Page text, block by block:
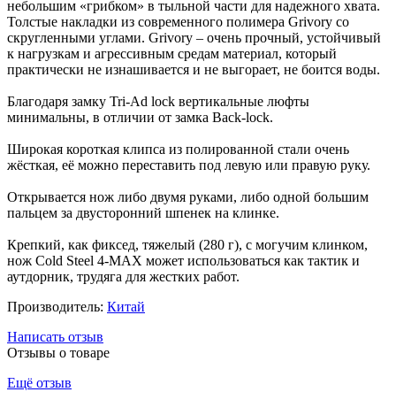
небольшим «грибком» в тыльной части для надежного хвата.
Толстые накладки из современного полимера Grivory со
скругленными углами. Grivory – очень прочный, устойчивый
к нагрузкам и агрессивным средам материал, который
практически не изнашивается и не выгорает, не боится воды.
Благодаря замку Tri-Ad lock вертикальные люфты
минимальны, в отличии от замка Back-lock.
Широкая короткая клипса из полированной стали очень
жёсткая, её можно переставить под левую или правую руку.
Открывается нож либо двумя руками, либо одной большим
пальцем за двусторонний шпенек на клинке.
Крепкий, как фиксед, тяжелый (280 г), с могучим клинком,
нож Cold Steel 4-MAX может использоваться как тактик и
аутдорник, трудяга для жестких работ.
Производитель: Китай
Написать отзыв
Отзывы о товаре
Ещё отзыв